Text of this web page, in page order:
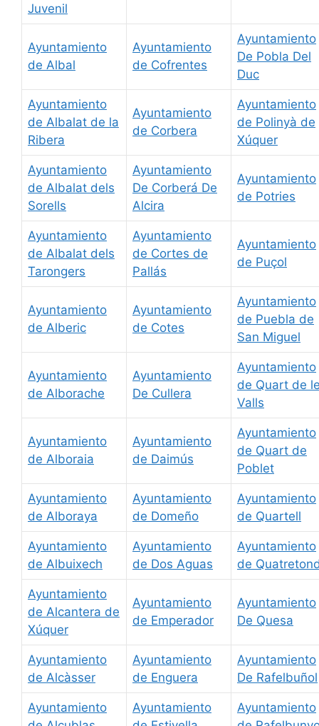
Juvenil
Ayuntamiento
de Albal
Ayuntamiento
de Cofrentes
Ayuntamiento
De Pobla Del
Duc
Ayuntamiento
de Albalat de la
Ribera
Ayuntamiento
de Corbera
Ayuntamiento
de Polinyà de
Xúquer
Ayuntamiento
de Albalat dels
Sorells
Ayuntamiento
De Corberá De
Alcira
Ayuntamiento
de Potries
Ayuntamiento
de Albalat dels
Tarongers
Ayuntamiento
de Cortes de
Pallás
Ayuntamiento
de Puçol
Ayuntamiento
de Alberic
Ayuntamiento
de Cotes
Ayuntamiento
de Puebla de
San Miguel
Ayuntamiento
de Alborache
Ayuntamiento
De Cullera
Ayuntamiento
de Quart de
Valls
Ayuntamiento
de Alboraia
Ayuntamiento
de Daimús
Ayuntamiento
de Quart de
Poblet
Ayuntamiento
de Alboraya
Ayuntamiento
de Domeño
Ayuntamiento
de Quartell
Ayuntamiento
de Albuixech
Ayuntamiento
de Dos Aguas
Ayuntamiento
de
Ayuntamiento
de Alcantera de
Xúquer
Ayuntamiento
de Emperador
Ayuntamiento
De Quesa
Ayuntamiento
de Alcàsser
Ayuntamiento
de Enguera
Ayuntamiento
De Rafelbuñol
Ayuntamiento
Ayuntamiento
Ayuntamiento